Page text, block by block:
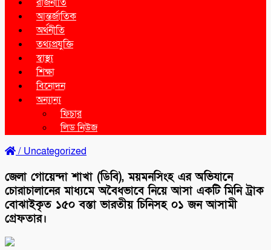
আন্তর্জাতিক
অর্থনীতি
তথ্যপ্রযুক্তি
স্বাস্থ্য
শিক্ষা
বিনোদন
অন্যান্য
ফিচার
লিড নিউজ
/ Uncategorized
জেলা গোয়েন্দা শাখা (ডিবি), ময়মনসিংহ এর অভিযানে
চোরাচালানের মাধ্যমে অবৈধভাবে নিয়ে আসা একটি মিনি ট্রাক
বোঝাইকৃত ১৫০ বস্তা ভারতীয় চিনিসহ ০১ জন আসামী
গ্রেফতার।